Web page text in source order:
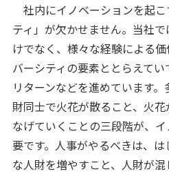
社内にイノベーションを起
ティ」が欠かせません。当社
けでなく、様々な経験による
バーシティの要素ととらえてい
リターンなどを進めています
財同士で火花が散ること、火
なげていくことの三段階が、
要です。人事がやるべきは、
な人財を増やすこと、人財が